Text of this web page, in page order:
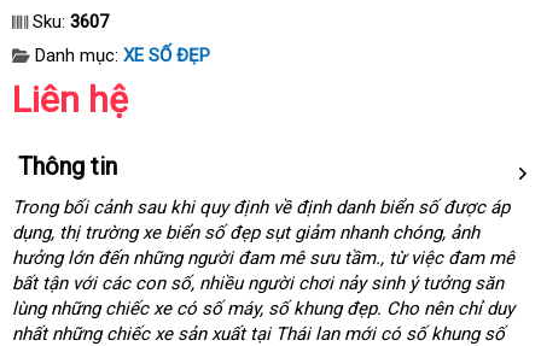
Sku: 3607
Danh mục: XE SỐ ĐẸP
Liên hệ
Thông tin
Trong bối cảnh sau khi quy định về định danh biển số được áp
dụng, thị trường xe biển số đẹp sụt giảm nhanh chóng, ảnh
hưởng lớn đến những người đam mê sưu tầm., từ việc đam mê
bất tận với các con số, nhiều người chơi nảy sinh ý tưởng săn
lùng những chiếc xe có số máy, số khung đẹp. Cho nên chỉ duy
nhất những chiếc xe sản xuất tại Thái lan mới có số khung số